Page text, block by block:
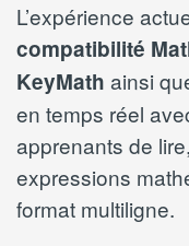
L’expérience
compatibilité
KeyMath ainsi
en temps réel
apprenants de
expressions
format multiligne.